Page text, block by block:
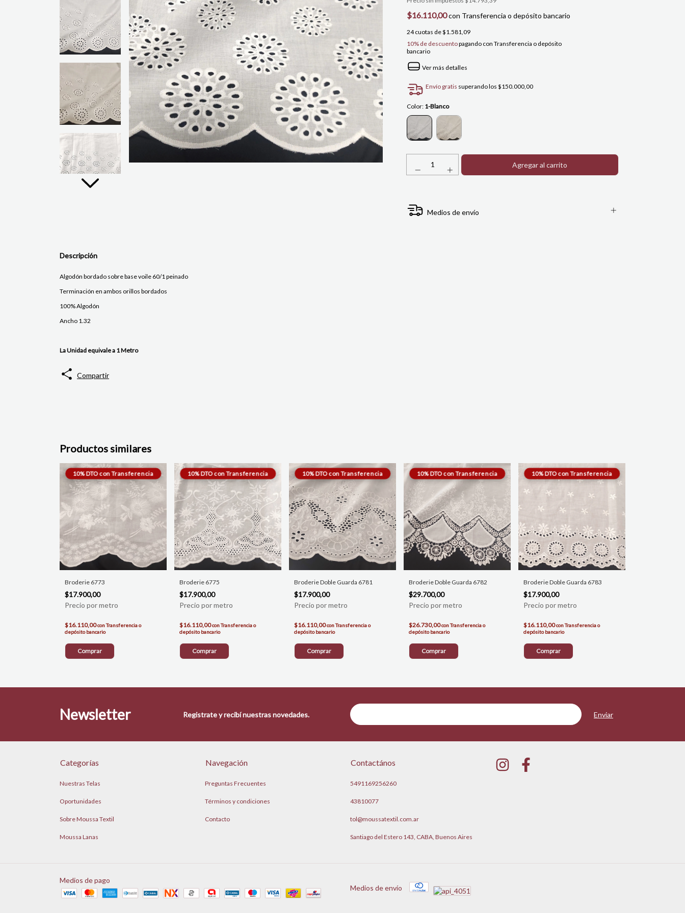
$16.110,00con Transferencia o depósito bancario
24 cuotas de$1.581,09
10% de descuentopagando con Transferencia o depósito
bancario
Ver más detalles
Envío gratis superando los $150.000,00
Color: 1-Blanco
Medios de envío
Descripción
Algodón bordado sobre base voile 60/1 peinado
Terminación en ambos orillos bordados
100% Algodón
Ancho 1.32
La Unidad equivale a 1 Metro
Compartir
Productos similares
Broderie 6773
$17.900,00
$16.110,00conTransferencia o
depósito bancario
Comprar
Broderie 6775
$17.900,00
$16.110,00conTransferencia o
depósito bancario
Comprar
Broderie Doble Guarda 6781
$17.900,00
$16.110,00conTransferencia o
depósito bancario
Comprar
Broderie Doble Guarda 6782
$29.700,00
$26.730,00conTransferencia o
depósito bancario
Comprar
Broderie Doble Guarda 6783
$17.900,00
$16.110,00conTransferencia o
depósito bancario
Comprar
Newsletter Registrate y recibí nuestras novedades.
Categorías
Nuestras Telas
Oportunidades
Sobre Moussa Textil
Moussa Lanas
Navegación
Preguntas Frecuentes
Términos y condiciones
Contacto
Contactános
5491169256260
43810077
tol@moussatextil.com.ar
Santiago del Estero 143, CABA, Buenos Aires
Medios de pago
Medios de envío